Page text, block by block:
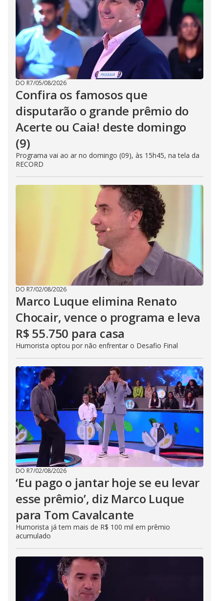
DO R7/05/08/2026
Confira os famosos que
disputarão o grande prêmio do
Acerte ou Caia! deste domingo
(9)
Programa vai ao ar no domingo (09), às 15h45, na tela da
RECORD
DO R7/02/08/2026
Marco Luque elimina Renato
Chocair, vence o programa e leva
R$ 55.750 para casa
Humorista optou por não enfrentar o Desafio Final
DO R7/02/08/2026
‘Eu pago o jantar hoje se eu levar
esse prêmio’, diz Marco Luque
para Tom Cavalcante
Humorista já tem mais de R$ 100 mil em prêmio
acumulado